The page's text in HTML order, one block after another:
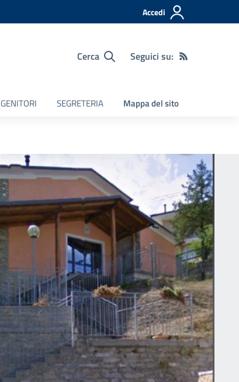
Accedi
Cerca Seguici su:
SEGRETERIA Mappa del sito